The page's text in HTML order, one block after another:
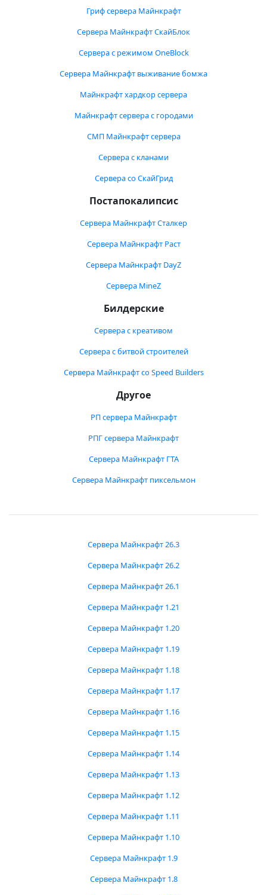
Гриф сервера Майнкрафт
Сервера Майнкрафт СкайБлок
Сервера с режимом OneBlock
Сервера Майнкрафт выживание бомжа
Майнкрафт хардкор сервера
Майнкрафт сервера с городами
СМП Майнкрафт сервера
Сервера с кланами
Сервера со СкайГрид
Постапокалипсис
Сервера Майнкрафт Сталкер
Сервера Майнкрафт Раст
Сервера Майнкрафт DayZ
Сервера MineZ
Билдерские
Сервера с креативом
Сервера с битвой строителей
Сервера Майнкрафт со Speed Builders
Другое
РП сервера Майнкрафт
РПГ сервера Майнкрафт
Сервера Майнкрафт ГТА
Сервера Майнкрафт пиксельмон
Сервера Майнкрафт 26.3
Сервера Майнкрафт 26.2
Сервера Майнкрафт 26.1
Сервера Майнкрафт 1.21
Сервера Майнкрафт 1.20
Сервера Майнкрафт 1.19
Сервера Майнкрафт 1.18
Сервера Майнкрафт 1.17
Сервера Майнкрафт 1.16
Сервера Майнкрафт 1.15
Сервера Майнкрафт 1.14
Сервера Майнкрафт 1.13
Сервера Майнкрафт 1.12
Сервера Майнкрафт 1.11
Сервера Майнкрафт 1.10
Сервера Майнкрафт 1.9
Сервера Майнкрафт 1.8